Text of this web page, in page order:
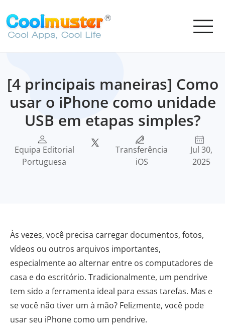
[4 principais maneiras] Como
usar o iPhone como unidade
USB em etapas simples?
Equipa Editorial
Portuguesa
Transferência
iOS
Jul 30,
2025
Às vezes, você precisa carregar documentos, fotos,
vídeos ou outros arquivos importantes,
especialmente ao alternar entre os computadores de
casa e do escritório. Tradicionalmente, um pendrive
tem sido a ferramenta ideal para essas tarefas. Mas e
se você não tiver um à mão? Felizmente, você pode
usar seu iPhone como um pendrive.